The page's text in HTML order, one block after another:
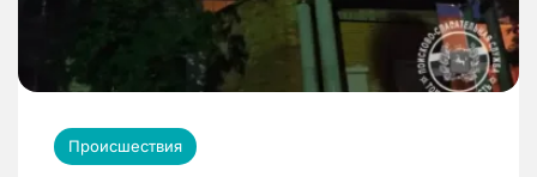
Происшествия